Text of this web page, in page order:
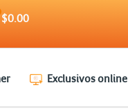
$0.00
Exclusivos online